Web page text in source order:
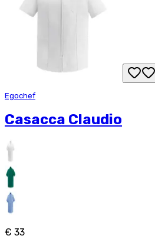
Egochef
Casacca Claudio
€ 33